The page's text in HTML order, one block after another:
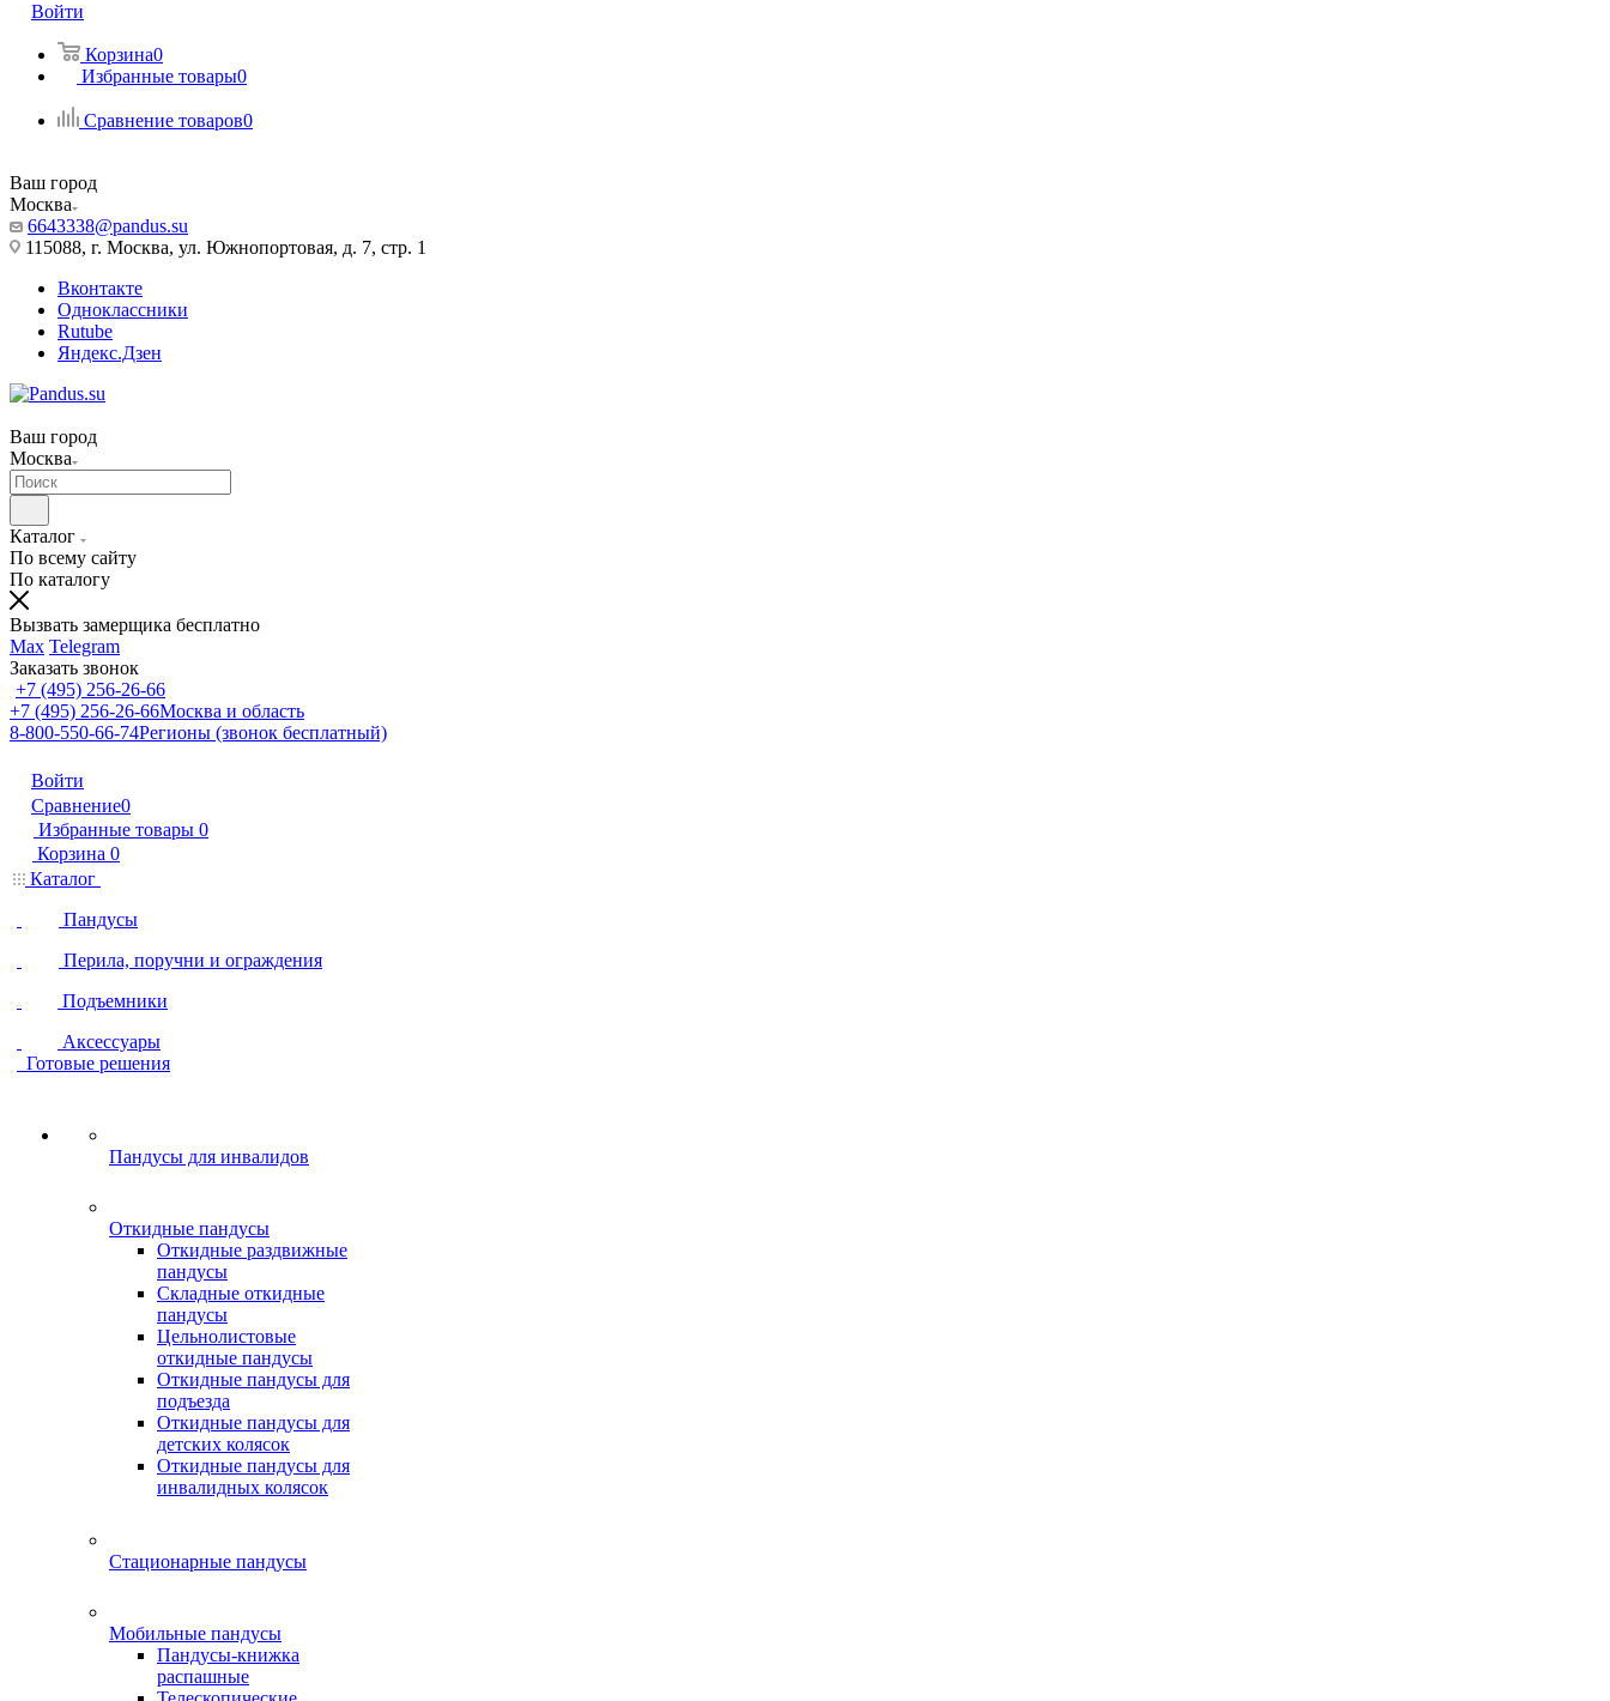
Войти
Корзина0
Избранные товары0
Сравнение товаров0
Ваш город
Москва
6643338@pandus.su
115088, г. Москва, ул. Южнопортовая, д. 7, стр. 1
Вконтакте
Одноклассники
Rutube
Яндекс.Дзен
Ваш город
Москва
Каталог
По всему сайту
По каталогу
Вызвать замерщика бесплатно
Max Telegram
Заказать звонок
+7 (495) 256-26-66
+7 (495) 256-26-66Москва и область
8-800-550-66-74Регионы (звонок бесплатный)
Войти
Сравнение0
Избранные товары 0
Корзина 0
Каталог
Пандусы
Перила, поручни и ограждения
Подъемники
Аксессуары
Готовые решения
Пандусы для инвалидов
Откидные пандусы
Откидные раздвижные
пандусы
Складные откидные
пандусы
Цельнолистовые
откидные пандусы
Откидные пандусы для
подъезда
Откидные пандусы для
детских колясок
Откидные пандусы для
инвалидных колясок
Стационарные пандусы
Мобильные пандусы
Пандусы-книжка
распашные